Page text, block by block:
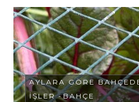
AYLARA GÖRE
İŞLER-BAHÇE